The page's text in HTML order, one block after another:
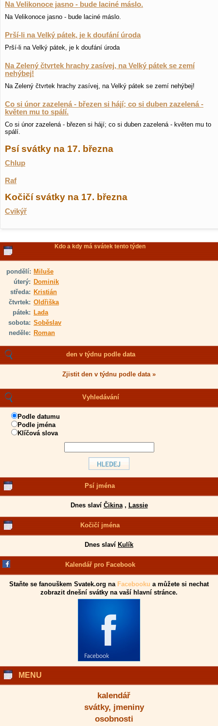
Na Velikonoce jasno - bude laciné máslo.
Na Velikonoce jasno - bude laciné máslo.
Prší-li na Velký pátek, je k doufání úroda
Prší-li na Velký pátek, je k doufání úroda
Na Zelený čtvrtek hrachy zasívej, na Velký pátek se zemí
nehýbej!
Na Zelený čtvrtek hrachy zasívej, na Velký pátek se zemí nehýbej!
Co si únor zazelená - březen si hájí; co si duben zazelená -
květen mu to spálí.
Co si únor zazelená - březen si hájí; co si duben zazelená - květen mu to
spálí.
Psí svátky na 17. března
Chlup
Raf
Kočičí svátky na 17. března
Cvikýř
Kdo a kdy má svátek tento týden
pondělí: Miluše
úterý: Dominik
středa: Kristián
čtvrtek: Oldřiška
pátek: Lada
sobota: Soběslav
neděle: Roman
den v týdnu podle data
Zjistit den v týdnu podle data »
Vyhledávání
Podle datumu
Podle jména
Klíčová slova
Psí jména
Dnes slaví Čikina, Lassie
Kočičí jména
Dnes slaví Kulík
Kalendář pro Facebook
Staňte se fanouškem Svatek.org na Facebooku a můžete si nechat
zobrazit dnešní svátky na vaší hlavní stránce.
MENU
kalendář
svátky, jmeniny
osobnosti